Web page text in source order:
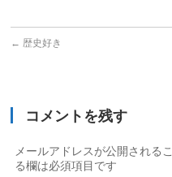
← 歴史好き
コメントを残す
メールアドレスが公開される
る欄は必須項目です